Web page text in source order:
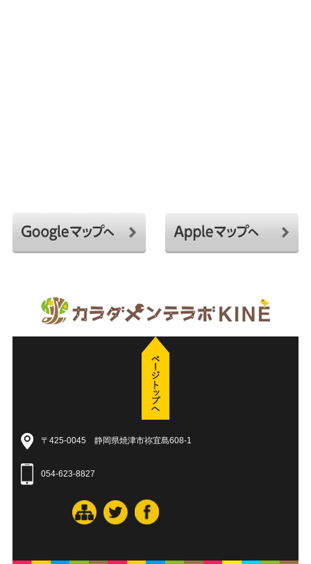
〒425-0045 静岡県焼津市祢宜島608-1
054-623-8827